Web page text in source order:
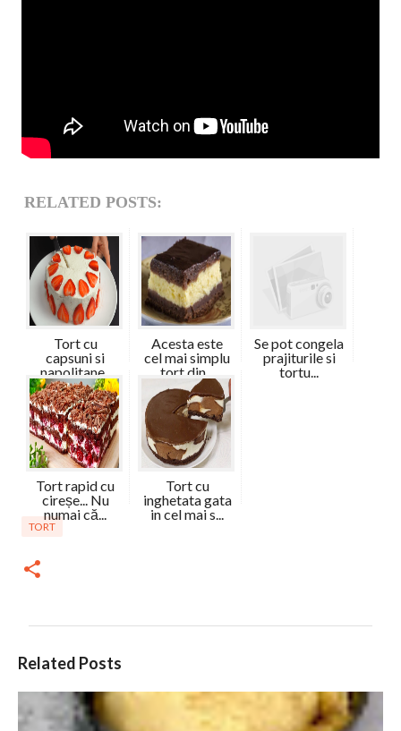
RELATED POSTS:
Tort cu
capsuni si
napolitane .
Vaf...
Acesta este
cel mai simplu
tort din...
Se pot congela
prajiturile si
tortu...
Tort rapid cu
cireșe... Nu
numai că...
Tort cu
inghetata gata
in cel mai s...
TORT
Related Posts
C
m